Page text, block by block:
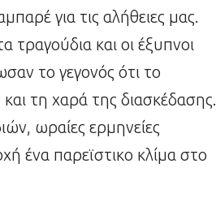
για τις αλήθειες μας.
τραγούδια και οι έξυπνοι
το γεγονός ότι το
τη χαρά της διασκέδασης.
ωραίες ερμηνείες
ένα παρεϊστικο κλίμα στο